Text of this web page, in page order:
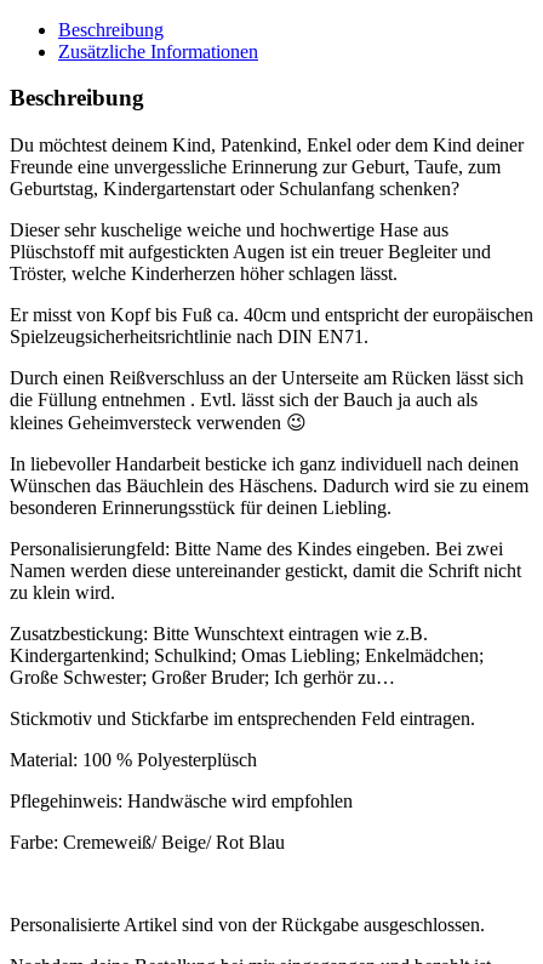
Beschreibung
Zusätzliche Informationen
Beschreibung
Du möchtest deinem Kind, Patenkind, Enkel oder dem Kind deiner
Freunde eine unvergessliche Erinnerung zur Geburt, Taufe, zum
Geburtstag, Kindergartenstart oder Schulanfang schenken?
Dieser sehr kuschelige weiche und hochwertige Hase aus
Plüschstoff mit aufgestickten Augen ist ein treuer Begleiter und
Tröster, welche Kinderherzen höher schlagen lässt.
Er misst von Kopf bis Fuß ca. 40cm und entspricht der europäischen
Spielzeugsicherheitsrichtlinie nach DIN EN71.
Durch einen Reißverschluss an der Unterseite am Rücken lässt sich
die Füllung entnehmen . Evtl. lässt sich der Bauch ja auch als
kleines Geheimversteck verwenden 😉
In liebevoller Handarbeit besticke ich ganz individuell nach deinen
Wünschen das Bäuchlein des Häschens. Dadurch wird sie zu einem
besonderen Erinnerungsstück für deinen Liebling.
Personalisierungfeld: Bitte Name des Kindes eingeben. Bei zwei
Namen werden diese untereinander gestickt, damit die Schrift nicht
zu klein wird.
Zusatzbestickung: Bitte Wunschtext eintragen wie z.B.
Kindergartenkind; Schulkind; Omas Liebling; Enkelmädchen;
Große Schwester; Großer Bruder; Ich gerhör zu…
Stickmotiv und Stickfarbe im entsprechenden Feld eintragen.
Material: 100 % Polyesterplüsch
Pflegehinweis: Handwäsche wird empfohlen
Farbe: Cremeweiß/ Beige/ Rot Blau
Personalisierte Artikel sind von der Rückgabe ausgeschlossen.